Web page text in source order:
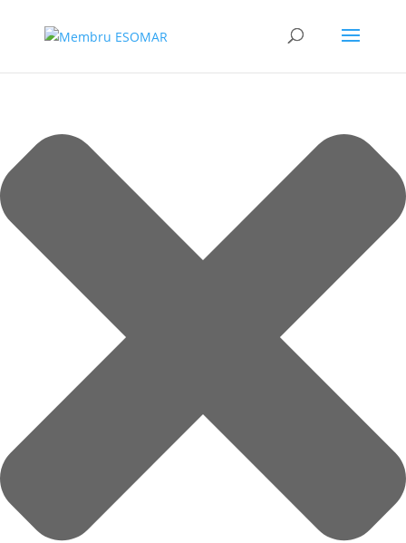
Gestionează consimțământul